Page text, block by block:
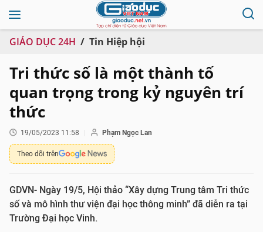
GIÁO DỤC 24H Tin Hiệp hội
Tri thức số là một thành tố
quan trọng trong kỷ nguyên trí
thức
19/05/2023 11:58 Phạm Ngọc Lan
Theo dõi trên
GDVN- Ngày 19/5, Hội thảo “Xây dựng Trung tâm Tri thức
số và mô hình thư viện đại học thông minh” đã diễn ra tại
Trường Đại học Vinh.